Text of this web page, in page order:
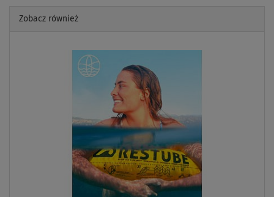
Zobacz również
Previous